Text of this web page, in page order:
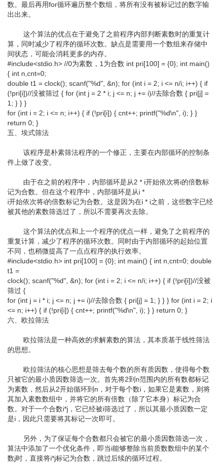
数。最后再用for循环遍历整个数组，将所有没有被标记过的数字输
出出来。
这个算法的优点在于避免了之前程序内部判断素数时的重复计
算，同时减少了程序的循环次数。缺点是需要用一个数组来存储中
间状态，可能会消耗更多的内存。
#include<stdio.h> //0为素数，1为合数 int pri[100] = {0}; int main()
{ int n,cnt=0;
double t1 = clock(); scanf("%d", &n); for (int i = 2; i <= n/i; i++) { if
(!pri[i])//没被筛过 { for (int j = 2 * i; j <= n; j += i)//去除合数 { pri[j] =
1; } } }
for (int i = 2; i <= n; i++) { if (!pri[i]) { cnt++; printf("%d\n", i); } }
return 0; }
五、埃式筛法
该程序是朴素筛法程序的一个修正，主要在内部循环的控制条
件上做了改变。
由于在之前的程序中，内部循环是从2 * i开始依次将i的倍数标
记为合数。但在这个程序中，内部循环是从i *
i开始依次将i的倍数标记为合数。这是因为在i * i之前，这些数字已经
被其他的素数筛选过了，所以不需要再次去除。
这个算法的优点和上一个程序的优点一样，避免了之前程序的
重复计算，减少了程序的循环次数。同时由于内部循环的起始位置
不同，也稍微提高了一点点程序的执行效率。
#include<stdio.h> int pri[100] = {0}; int main() { int n,cnt=0; double
t1 =
clock(); scanf("%d", &n); for (int i = 2; i <= n/i; i++) { if (!pri[i])//没被
筛过 {
for (int j = i * i; j <= n; j += i)//去除合数 { pri[j] = 1; } } } for (int i = 2; i
<= n; i++) { if (!pri[i]) { cnt++; printf("%d\n", i); } } return 0; }
六、欧拉筛法
欧拉筛法是一种高效的求解素数的算法，其本质基于线性筛法
的思想。
欧拉筛法的核心思想是筛去每个数的所有质因数，使得每个数
只被它的最小质因数筛选一次。首先将2到n范围内的所有数都标记
为素数，然后从2开始循环到n，对于每个数i，如果它是素数，则将
其加入素数数组中，并将它的所有倍数（除了它本身）标记为合
数。对于一个合数i*j，它已经被i筛选过了，所以其最小质因数一定
是i，因此只需要将其标记一次即可。
另外，为了保证每个合数都只会被它的最小质因数筛选一次，
算法中添加了一个优化条件，即当i能够整除当前质数数组中的某个
数j时，直接将i*j标记为合数，跳过后续的循环过程。